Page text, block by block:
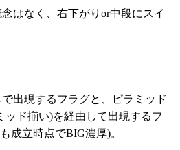
はなく、右下がりor中段にスイ
出現するフラグと、ピラミッド
ッド揃い)を経由して出現するフ
成立時点でBIG濃厚)。